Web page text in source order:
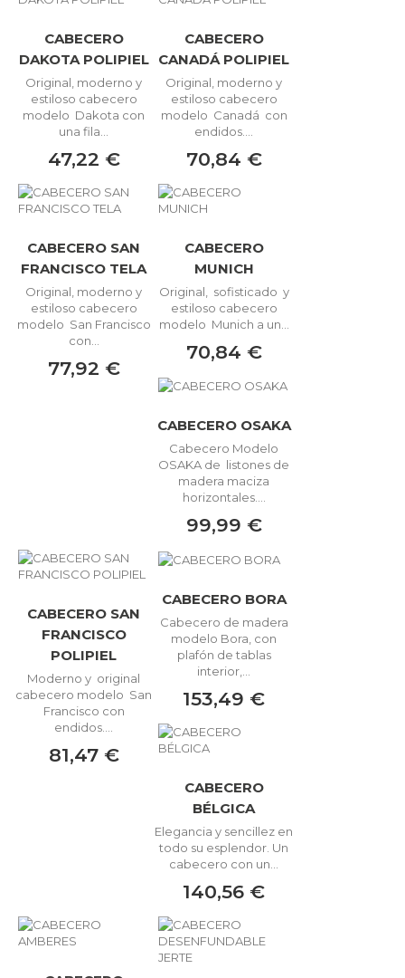
CABECERO
DAKOTA POLIPIEL
Original, moderno y
estiloso cabecero
modelo Dakota con
una fila...
47,22 €
CABECERO
CANADÁ POLIPIEL
Original, moderno y
estiloso cabecero
modelo Canadá con
endidos....
70,84 €
CABECERO SAN
FRANCISCO TELA
Original, moderno y
estiloso cabecero
modelo San Francisco
con...
77,92 €
CABECERO
MUNICH
Original, sofisticado y
estiloso cabecero
modelo Munich a un...
70,84 €
CABECERO OSAKA
Cabecero Modelo
OSAKA de listones de
madera maciza
horizontales....
99,99 €
CABECERO SAN
FRANCISCO
POLIPIEL
Moderno y original
cabecero modelo San
Francisco con
endidos....
81,47 €
CABECERO BORA
Cabecero de madera
modelo Bora, con
plafón de tablas
interior,...
153,49 €
CABECERO
BÉLGICA
Elegancia y sencillez en
todo su esplendor. Un
cabecero con un...
140,56 €